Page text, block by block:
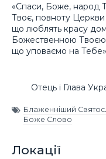
«Спаси, Боже, народ
Твоє, повноту Церкви
що люблять красу
Божественною
що уповаємо на
Отець і Глава
Блаженніший
Боже Слово
Локації